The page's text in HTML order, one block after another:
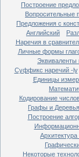
Построение
Вопросительные
Предложения с
Английский
Наречия в
Личные формы
Эквиваленты
Суффикс наречий -ly
Единицы
Кодирование
Графы и Деревья
Построение
Некоторые